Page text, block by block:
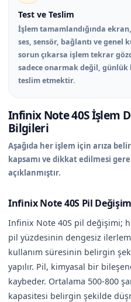
Test ve Teslim
İşlem tamamlandığında
ses, sensör, bağlantı ve genel
sorun çıkarsa işlem tekrar
sadece onarmak değil, günlük
teslim etmektir.
Infinix Note 40S İşlem
Bilgileri
Aşağıda her işlem için arıza
kapsamı ve dikkat edilmesi
açıklanmıştır.
Infinix Note 40S Pil
Infinix Note 40S pil değişimi;
pil yüzdesinin dengesiz
kullanım süresinin belirgin
yapılır. Pil, kimyasal bir
kaybeder. Ortalama 500-800
kapasitesi belirgin şekilde